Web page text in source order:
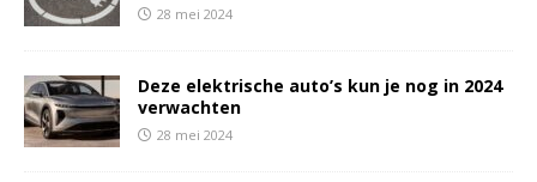
28 mei 2024
Deze elektrische auto’s kun je nog in 2024
verwachten
28 mei 2024